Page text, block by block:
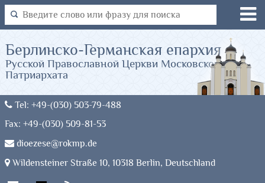
Tel: +49-(030) 503-79-488
Fax: +49-(030) 509-81-53
dioezese@rokmp.de
Wildensteiner Straße 10, 10318 Berlin, Deutschland
Берлинско-Германская епархия
Русской Православной Церкви Московского
Патриархата